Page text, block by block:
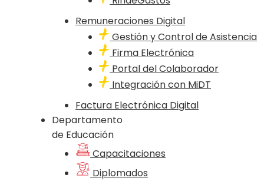
Remuneraciones Digital
Gestión y Control de Asistencia
Firma Electrónica
Portal del Colaborador
Integración con MiDT
Factura Electrónica Digital
Departamento
de Educación
Capacitaciones
Diplomados